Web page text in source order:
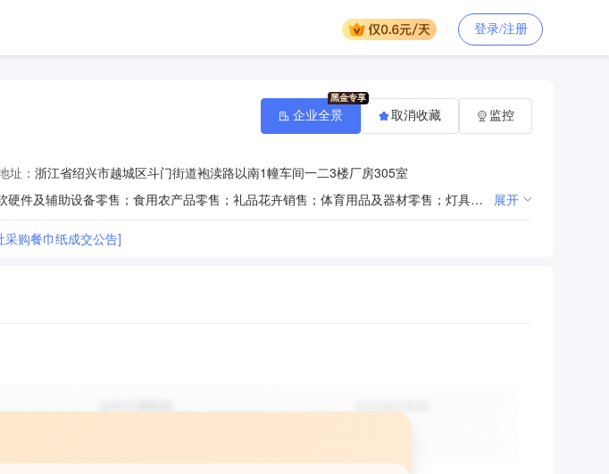
登录/注册
址： 浙江省绍兴市越城区斗门街道袍渎路以南1幢车间一二3楼厂房305室
一般项目：日用百货销售；办公用品销售；家用电器销售；计算机软硬件及辅助设备零售；食用农产品零售；礼品花卉销售；体育用品及器材零售；灯具销售；照明器具销售；日用玻璃制品销售；五金产品零售；电子元器件与机电组件设备销售；安防设备销售；消防器材销售；金属制品销售；电线、电缆经营；刀剑工艺品销售；橡胶制品销售；服装服饰批发；箱包销售；皮革制品销售；润滑油销售；日用产品修理；仪器仪表修理；互联网销售（除销售需要许可的商品）（除依法须经批准的项目外，凭营业执照依法自主开展经营活动）。 展开
购餐巾纸成交公告]
企业全景 取消收藏 监控